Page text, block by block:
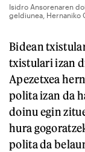
Isidro Ansorenaren
geldiunea, Hernaniko
Bidean
txistulari izan
Apezetxea
polita izan da
doinu egin
hura
polita da